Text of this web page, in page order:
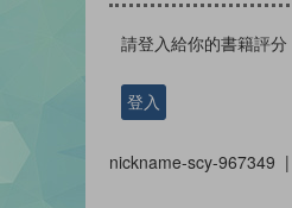
請登入給你的書籍評分
登入
nickname-scy-967349 |